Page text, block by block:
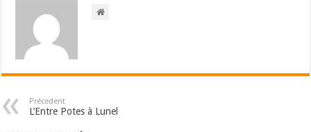
Précedent
L’Entre Potes à Lunel